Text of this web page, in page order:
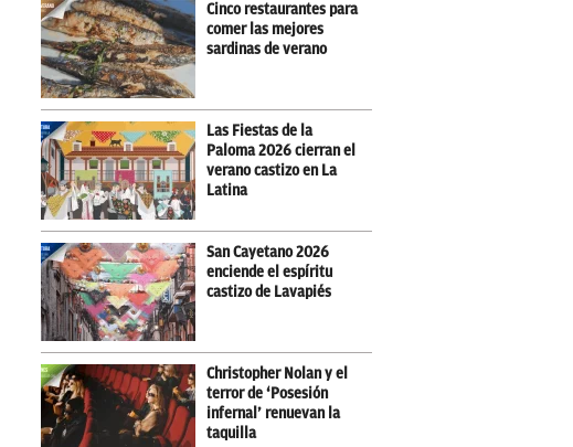
Cinco restaurantes para
comer las mejores
sardinas de verano
Las Fiestas de la
Paloma 2026 cierran el
verano castizo en La
Latina
San Cayetano 2026
enciende el espíritu
castizo de Lavapiés
Christopher Nolan y el
terror de ‘Posesión
infernal’ renuevan la
taquilla